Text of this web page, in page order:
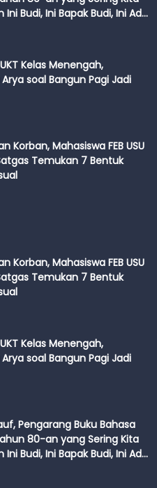
Budi, Ini Bapak Budi, Ini Adik
Kelas Menengah,
soal Bangun Pagi Jadi
Korban, Mahasiswa FEB USU
Temukan 7 Bentuk
Korban, Mahasiswa FEB USU
Temukan 7 Bentuk
Kelas Menengah,
soal Bangun Pagi Jadi
Pengarang Buku Bahasa
80-an yang Sering Kita
Budi, Ini Bapak Budi, Ini Adik